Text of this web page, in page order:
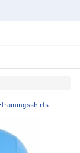
Trainingsshirts